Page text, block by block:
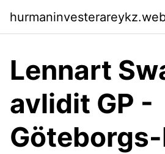
Lennart
avlidit GP -